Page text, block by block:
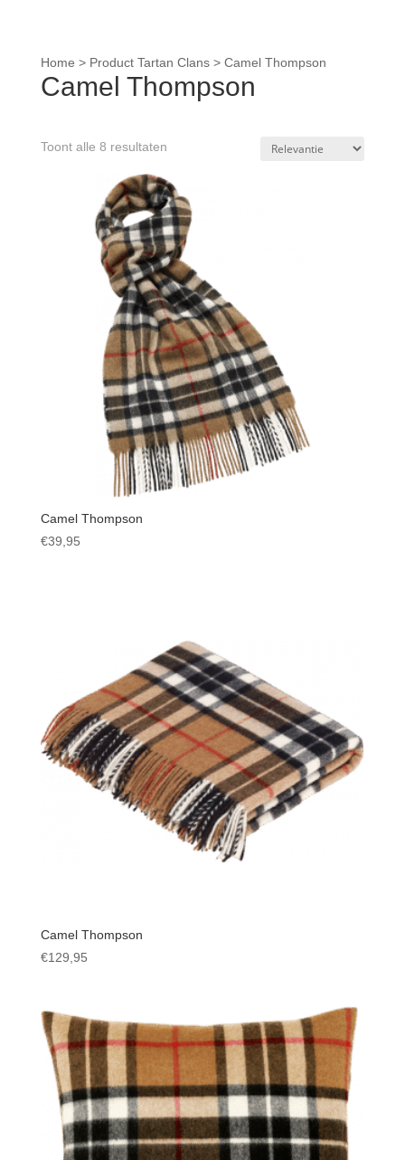
Home > Product Tartan Clans> Camel Thompson
Camel Thompson
Toont alle 8 resultaten
Camel Thompson
€39,95
Camel Thompson
€129,95